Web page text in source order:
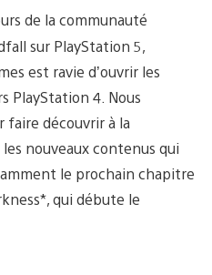
de la communauté
sur PlayStation 5,
est ravie d’ouvrir les
PlayStation 4. Nous
faire découvrir à la
nouveaux contenus qui
le prochain chapitre
qui débute le